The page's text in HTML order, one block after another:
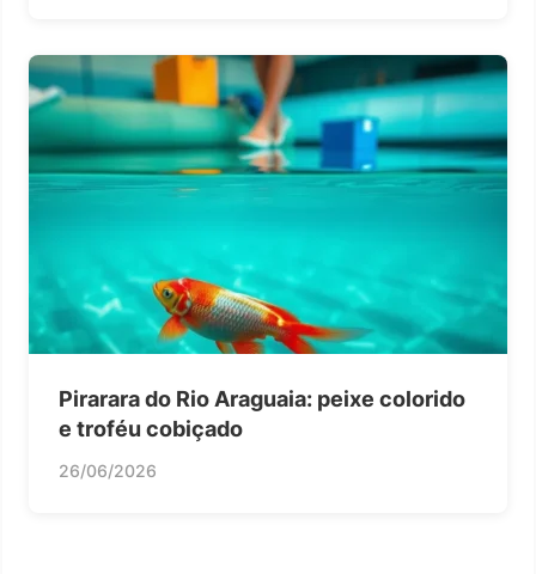
Pirarara do Rio Araguaia: peixe colorido
e troféu cobiçado
26/06/2026